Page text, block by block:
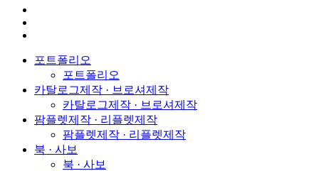
포트폴리오
포트폴리오
카탈로그제작 · 브로셔제작
카탈로그제작 · 브로셔제작
팜플렛제작 · 리플렛제작
팜플렛제작 · 리플렛제작
북 · 사보
북 · 사보